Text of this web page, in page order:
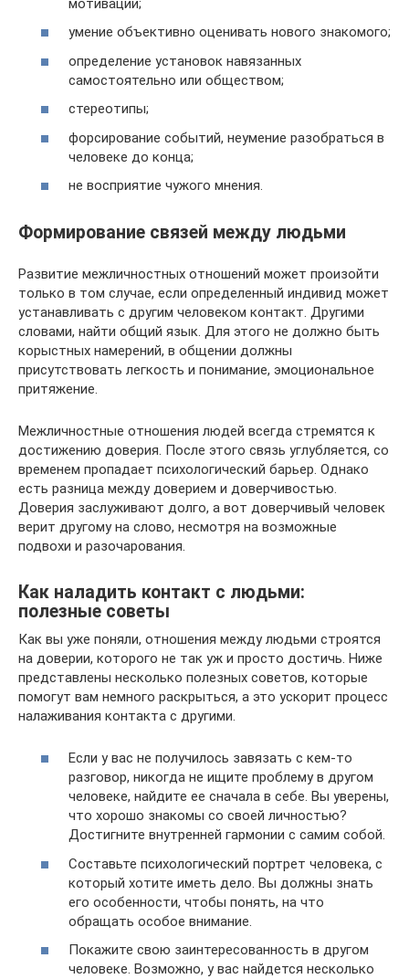
мотивации;
умение объективно оценивать нового знакомого;
определение установок навязанных
самостоятельно или обществом;
стереотипы;
форсирование событий, неумение разобраться в
человеке до конца;
не восприятие чужого мнения.
Формирование связей между людьми
Развитие межличностных отношений может произойти
только в том случае, если определенный индивид может
устанавливать с другим человеком контакт. Другими
словами, найти общий язык. Для этого не должно быть
корыстных намерений, в общении должны
присутствовать легкость и понимание, эмоциональное
притяжение.
Межличностные отношения людей всегда стремятся к
достижению доверия. После этого связь углубляется, со
временем пропадает психологический барьер. Однако
есть разница между доверием и доверчивостью.
Доверия заслуживают долго, а вот доверчивый человек
верит другому на слово, несмотря на возможные
подвохи и разочарования.
Как наладить контакт с людьми:
полезные советы
Как вы уже поняли, отношения между людьми строятся
на доверии, которого не так уж и просто достичь. Ниже
представлены несколько полезных советов, которые
помогут вам немного раскрыться, а это ускорит процесс
налаживания контакта с другими.
Если у вас не получилось завязать с кем-то
разговор, никогда не ищите проблему в другом
человеке, найдите ее сначала в себе. Вы уверены,
что хорошо знакомы со своей личностью?
Достигните внутренней гармонии с самим собой.
Составьте психологический портрет человека, с
который хотите иметь дело. Вы должны знать
его особенности, чтобы понять, на что
обращать особое внимание.
Покажите свою заинтересованность в другом
человеке. Возможно, у вас найдется несколько